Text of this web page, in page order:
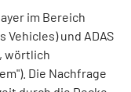
im Bereich
Vehicles) und ADAS
wörtlich
Die Nachfrage